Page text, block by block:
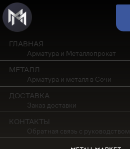
ГЛАВНАЯ
Арматура и Металлопрокат
МЕТАЛЛ
Арматура и металл в Сочи
ДОСТАВКА
Заказ доставки
КОНТАКТЫ
Обратная связь с руководством